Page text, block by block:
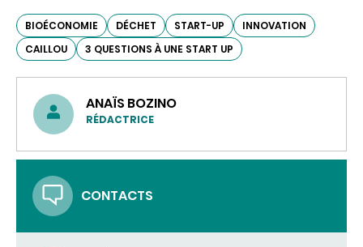
BIOÉCONOMIE DÉCHET START-UP
INNOVATION
CAILLOU
3 QUESTIONS À UNE START UP
ANAÏS BOZINO
RÉDACTRICE
CONTACTS